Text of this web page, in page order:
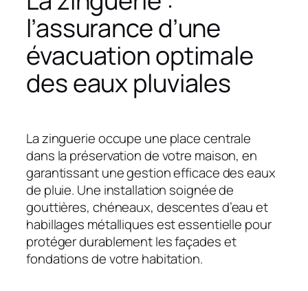
l’assurance d’une
évacuation optimale
des eaux pluviales
La zinguerie occupe une place centrale
dans la préservation de votre maison, en
garantissant une gestion efficace des eaux
de pluie. Une installation soignée de
gouttières, chéneaux, descentes d’eau et
habillages métalliques est essentielle pour
protéger durablement les façades et
fondations de votre habitation.